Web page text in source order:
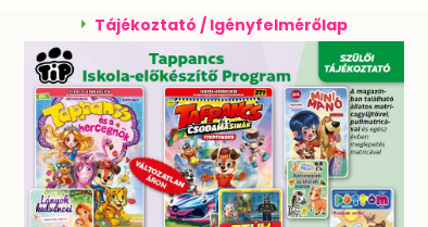
Tájékoztató / Igényfelmérőlap